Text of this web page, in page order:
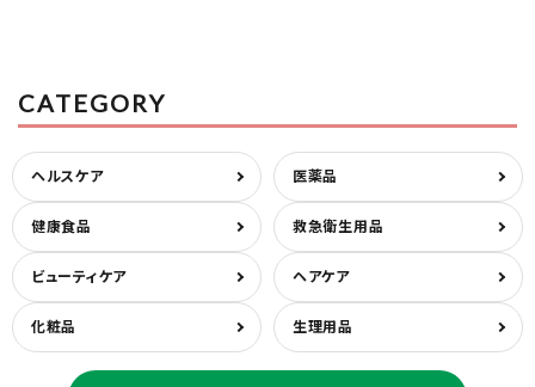
CATEGORY
ヘルスケア 医薬品
健康食品 救急衛生用品
ビューティケア ヘアケア
化粧品 生理用品